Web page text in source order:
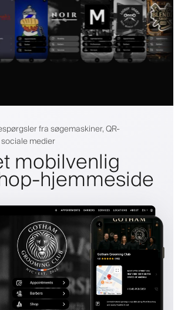
fra søgemaskiner, QR-
medier
mobilvenlig
hjemmeside